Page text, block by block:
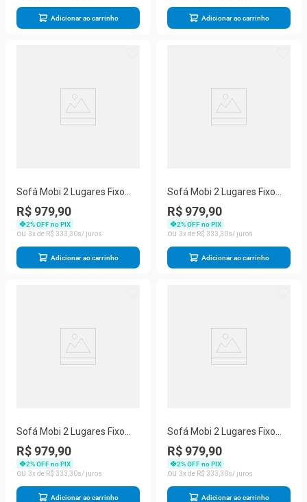
Adicionar ao carrinho Adicionar ao carrinho
Sofá Mobi 2 Lugares Fixo
150CM Cobre Suede para
Sala Compacta Herrero
R$ 979,90
2% OFF no PIX
3
R$ 333 30
Adicionar ao carrinho
Sofá Mobi 2 Lugares Fixo
150CM Cinza Suede Herrero
para Ambientes Compactos
R$ 979,90
2% OFF no PIX
3
R$ 333 30
Adicionar ao carrinho
Sofá Mobi 2 Lugares Fixo
150CM Preto Suede
Pequeno para Sala Herrero
R$ 979,90
2% OFF no PIX
3
R$ 333 30
Adicionar ao carrinho
Sofá Mobi 2 Lugares Fixo
150CM Nude Areia Suede
Liso Sala Estar Compacta
Herrero
R$ 979,90
2% OFF no PIX
3
R$ 333 30
Adicionar ao carrinho